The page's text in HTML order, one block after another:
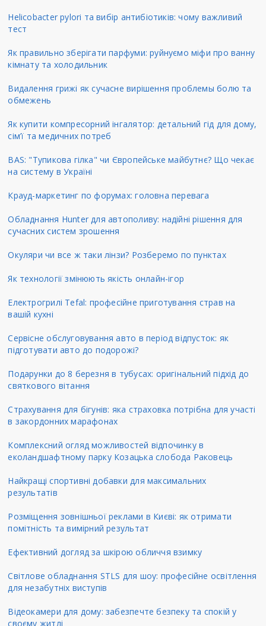
Helicobacter pylori та вибір антибіотиків: чому важливий
тест
Як правильно зберігати парфуми: руйнуємо міфи про ванну
кімнату та холодильник
Видалення грижі як сучасне вирішення проблемы болю та
обмежень
Як купити компресорний інгалятор: детальний гід для дому,
сім’ї та медичних потреб
BAS: "Тупикова гілка" чи Європейське майбутнє? Що чекає
на систему в Україні
Крауд-маркетинг по форумах: головна перевага
Обладнання Hunter для автополиву: надійні рішення для
сучасних систем зрошення
Окуляри чи все ж таки лінзи? Розберемо по пунктах
Як технології змінюють якість онлайн-ігор
Електрогрилі Tefal: професійне приготування страв на
вашій кухні
Сервісне обслуговування авто в період відпусток: як
підготувати авто до подорожі?
Подарунки до 8 березня в тубусах: оригінальний підхід до
святкового вітання
Страхування для бігунів: яка страховка потрібна для участі
в закордонних марафонах
Комплексний огляд можливостей відпочинку в
еколандшафтному парку Козацька слобода Раковець
Найкращі спортивні добавки для максимальних
результатів
Розміщення зовнішньої реклами в Києві: як отримати
помітність та вимірний результат
Ефективний догляд за шкірою обличчя взимку
Світлове обладнання STLS для шоу: професійне освітлення
для незабутніх виступів
Відеокамери для дому: забезпечте безпеку та спокій у
своєму житлі